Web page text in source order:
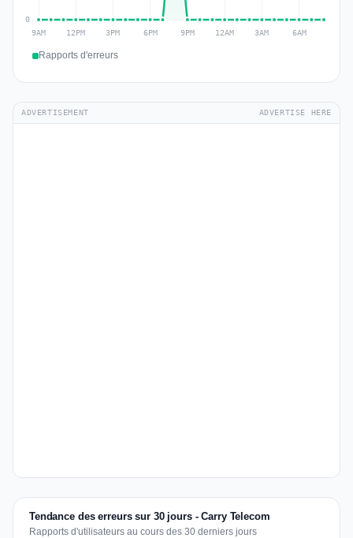
Rapports d'erreurs
ADVERTISEMENT ADVERTISE HERE
Tendance des erreurs sur 30 jours - Carry Telecom
Rapports d'utilisateurs au cours des 30 derniers jours